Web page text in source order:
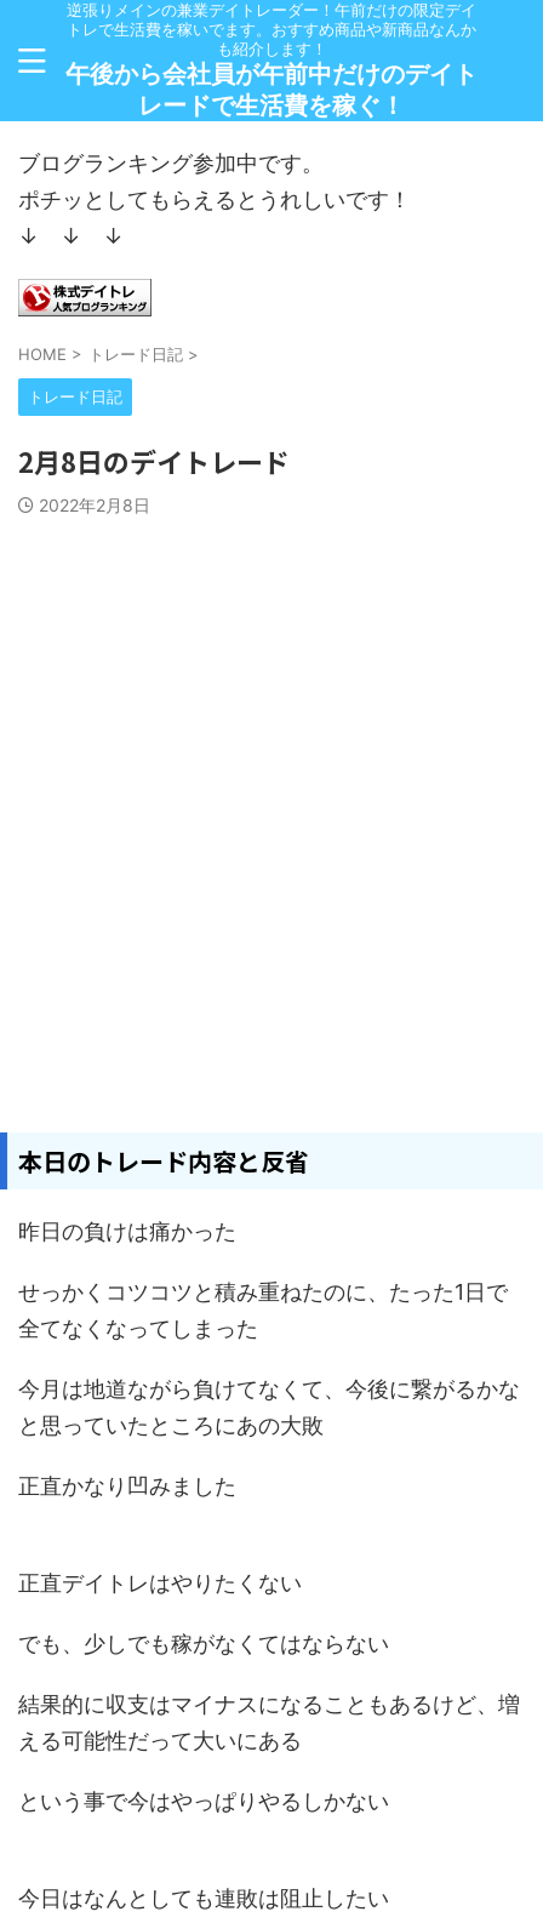
逆張りメインの兼業デイトレーダー！午前だけの限定デイ
トレで生活費を稼いでます。おすすめ商品や新商品なんか
も紹介します！
午後から会社員が午前中だけのデイト
レードで生活費を稼ぐ！
ブログランキング参加中です。
ポチッとしてもらえるとうれしいです！
↓ ↓ ↓
HOME > トレード日記 >
トレード日記
2月8日のデイトレード
2022年2月8日
本日のトレード内容と反省
昨日の負けは痛かった
せっかくコツコツと積み重ねたのに、たった1日で
全てなくなってしまった
今月は地道ながら負けてなくて、今後に繋がるかな
と思っていたところにあの大敗
正直かなり凹みました
正直デイトレはやりたくない
でも、少しでも稼がなくてはならない
結果的に収支はマイナスになることもあるけど、増
える可能性だって大いにある
という事で今はやっぱりやるしかない
今日はなんとしても連敗は阻止したい